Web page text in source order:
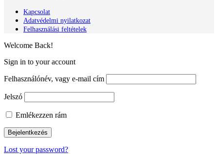
Kapcsolat
Adatvédelmi nyilatkozat
Felhasználási feltételek
Welcome Back!
Sign in to your account
Felhasználónév, vagy e-mail cím
Jelszó
Emlékezzen rám
Lost your password?